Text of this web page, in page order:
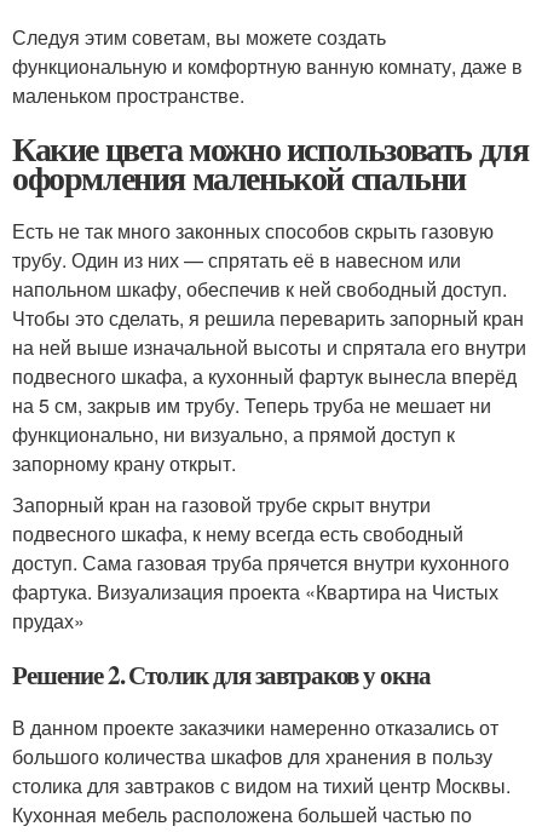
Следуя этим советам, вы можете создать
функциональную и комфортную ванную комнату, даже в
маленьком пространстве.
Какие цвета можно использовать для
оформления маленькой спальни
Есть не так много законных способов скрыть газовую
трубу. Один из них — спрятать её в навесном или
напольном шкафу, обеспечив к ней свободный доступ.
Чтобы это сделать, я решила переварить запорный кран
на ней выше изначальной высоты и спрятала его внутри
подвесного шкафа, а кухонный фартук вынесла вперёд
на 5 см, закрыв им трубу. Теперь труба не мешает ни
функционально, ни визуально, а прямой доступ к
запорному крану открыт.
Запорный кран на газовой трубе скрыт внутри
подвесного шкафа, к нему всегда есть свободный
доступ. Сама газовая труба прячется внутри кухонного
фартука. Визуализация проекта «Квартира на Чистых
прудах»
Решение 2. Столик для завтраков у окна
В данном проекте заказчики намеренно отказались от
большого количества шкафов для хранения в пользу
столика для завтраков с видом на тихий центр Москвы.
Кухонная мебель расположена большей частью по